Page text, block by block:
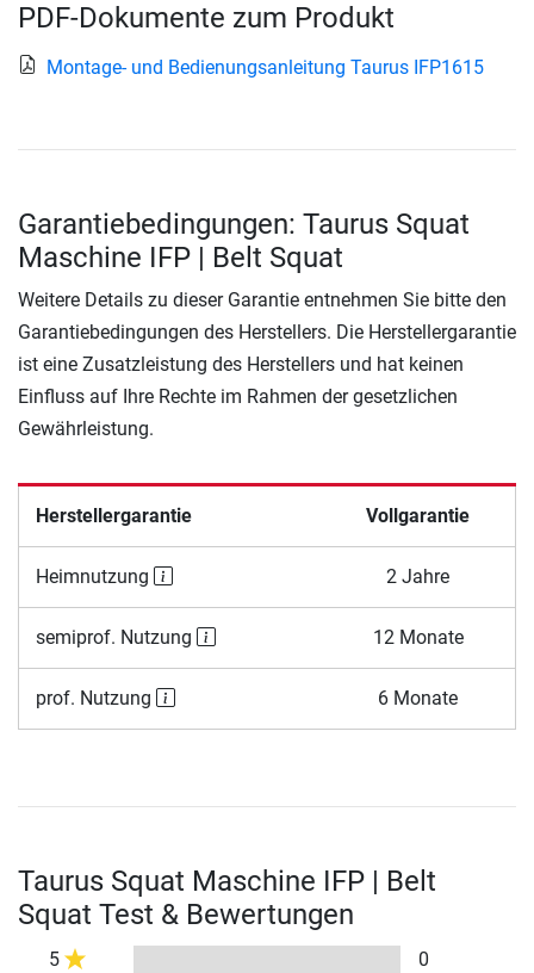
PDF-Dokumente zum Produkt
Montage- und Bedienungsanleitung Taurus IFP1615
Garantiebedingungen: Taurus Squat
Maschine IFP | Belt Squat
Weitere Details zu dieser Garantie entnehmen Sie bitte den
Garantiebedingungen des Herstellers. Die Herstellergarantie
ist eine Zusatzleistung des Herstellers und hat keinen
Einfluss auf Ihre Rechte im Rahmen der gesetzlichen
Gewährleistung.
Herstellergarantie Vollgarantie
Heimnutzung 2 Jahre
semiprof. Nutzung 12 Monate
prof. Nutzung 6 Monate
Taurus Squat Maschine IFP | Belt
Squat Test & Bewertungen
5
0